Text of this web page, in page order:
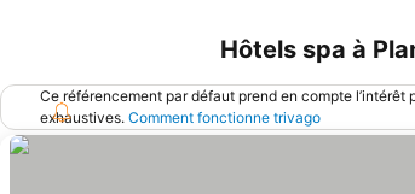
Hôtels spa à
Ce référencement par défaut prend en compte
exhaustives. Comment fonctionne trivago